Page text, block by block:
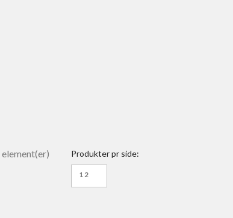
Produkter pr side:
12